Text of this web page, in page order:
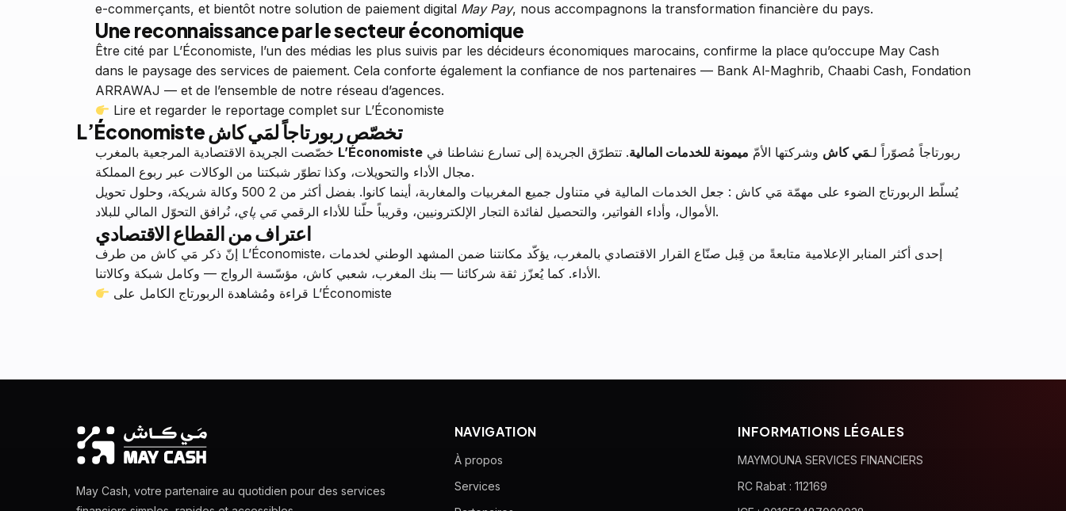
e-commerçants, et bientôt notre solution de paiement digital May Pay, nous accompagnons la transformation financière du pays.
Une reconnaissance par le secteur économique
Être cité par L’Économiste, l’un des médias les plus suivis par les décideurs économiques marocains, confirme la place qu’occupe May Cash
dans le paysage des services de paiement. Cela conforte également la confiance de nos partenaires — Bank Al-Maghrib, Chaabi Cash, Fondation
ARRAWAJ — et de l’ensemble de notre réseau d’agences.
Lire et regarder le reportage complet sur L’Économiste
L’Économiste تخصّص ربورتاجاً لمَي كاش
L’Économiste ربورتاجاً مُصوّراً لـمَي كاش وشركتها الأمّ ميمونة للخدمات المالية. تتطرّق الجريدة إلى تسارع نشاطنا في
مجال الأداء والتحويلات، وكذا تطوّر شبكتنا من الوكالات عبر ربوع المملكة.
يُسلّط الربورتاج الضوء على مهمّة مَي كاش : جعل الخدمات المالية في متناول جميع المغربيات والمغاربة، أينما كانوا. بفضل أكثر من 2 500 وكالة شريكة، وحلول تحويل
الأموال، وأداء الفواتير، والتحصيل لفائدة التجار الإلكترونيين، وقريباً حلّنا للأداء الرقمي مَي پاي ، نُرافق التحوّل المالي للبلاد.
اعتراف من القطاع الاقتصادي
إنّ ذكر مَي كاش من طرف L’Économiste، إحدى أكثر المنابر الإعلامية متابعةً من قِبل صنّاع القرار الاقتصادي بالمغرب، يؤكّد مكانتنا ضمن المشهد الوطني لخدمات
الأداء. كما يُعزّز ثقة شركائنا — بنك المغرب، شعبي كاش، مؤسّسة الرواج — وكامل شبكة وكالاتنا.
قراءة ومُشاهدة الربورتاج الكامل على L’Économiste
May Cash, votre partenaire au quotidien pour des services
NAVIGATION
À propos
Services
INFORMATIONS LÉGALES
MAYMOUNA SERVICES FINANCIERS
RC Rabat : 112169